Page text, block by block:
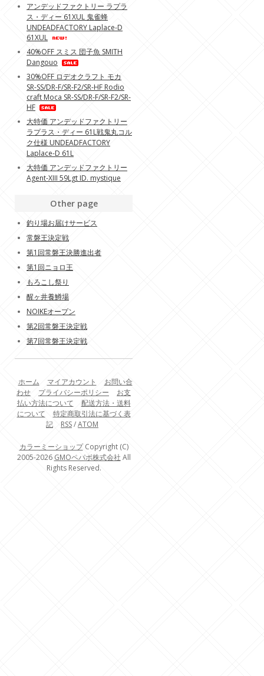
アンデッドファクトリー ラプラ
ス・ディー 61XUL 鬼雀蜂
UNDEADFACTORY Laplace-D
61XUL
40%OFF スミス 団子魚 SMITH
Dangouo
30%OFF ロデオクラフト モカ
SR-SS/DR-F/SR-F2/SR-HF Rodio
craft Moca SR-SS/DR-F/SR-F2/SR-
HF
大特価 アンデッドファクトリー
ラプラス・ディー 61L戦鬼丸コル
ク仕様 UNDEADFACTORY
Laplace-D 61L
大特価 アンデッドファクトリー
Agent-XIII 59Lgt ID. mystique
Other page
釣り場お届けサービス
常磐王決定戦
第1回常磐王決勝進出者
第1回ニョロ王
もろこし祭り
醒ヶ井養鱒場
NOIKEオープン
第2回常磐王決定戦
第7回常磐王決定戦
ホーム マイアカウント
お問い合
わせ
プライバシーポリシー
お支
払い方法について
配送方法・送料
について
特定商取引法に基づく表
記
RSS/ATOM
カラーミーショップCopyright (C)
2005-2026 GMOペパボ株式会社 All
Rights Reserved.